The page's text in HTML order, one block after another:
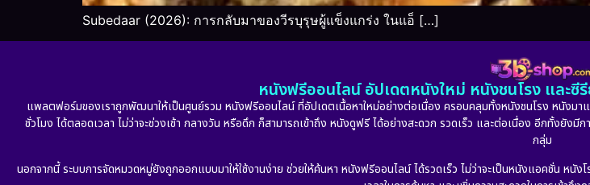
Subedaar (2026): การกลับมาของวีรบุรุษผู้แข็งแกร่ง ในแอ็ […]
หนังฟรีออนไลน์ อัปเดตหนังใหม่ หนังชนโรง และ
แพลตฟอร์มของเราถูกพัฒนาให้เป็นศูนย์รวม หนังฟรีออนไลน์ ที่อัปเดตเนื้อหาใหม่อย่างต่อเนื่อง ครอบคลุมทั้งหนังชนโรง หนังม
ชั่วโมง ได้ตลอดเวลา ไม่ว่าจะช่วงเช้า กลางวัน หรือดึก ก็สามารถเข้าถึง หนังดูฟรี ได้อย่างสะดวก รวดเร็ว และต่อเนื่อง อีกทั้งยั
กลุ่ม
นอกจากนี้ ระบบการจัดหมวดหมู่ยังถูกออกแบบมาให้ใช้งานง่าย ช่วยให้ค้นหา หนังฟรีออนไลน์ ได้รวดเร็ว ไม่ว่าจะเป็นหนังแอคชั่น